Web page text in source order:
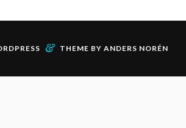
& THEME BY ANDERS NORÉN